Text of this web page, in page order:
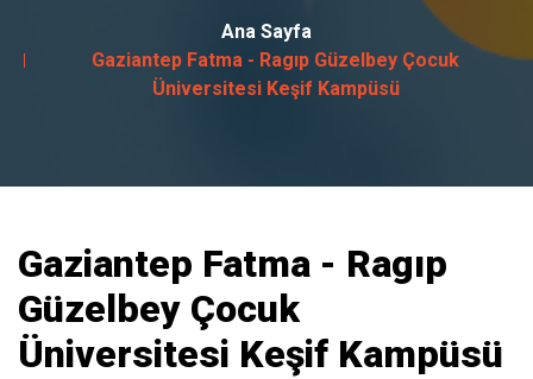
Ana Sayfa
Gaziantep Fatma - Ragıp Güzelbey Çocuk
Üniversitesi Keşif Kampüsü
Gaziantep Fatma - Ragıp
Güzelbey Çocuk
Üniversitesi Keşif Kampüsü